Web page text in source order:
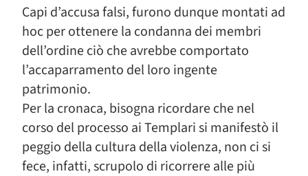
Capi d’accusa falsi, furono dunque montati ad
hoc per ottenere la condanna dei membri
dell’ordine ciò che avrebbe comportato
l’accaparramento del loro ingente
patrimonio.
Per la cronaca, bisogna ricordare che nel
corso del processo ai Templari si manifestò il
peggio della cultura della violenza, non ci si
fece, infatti, scrupolo di ricorrere alle più